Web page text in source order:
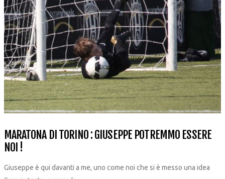
MARATONA DI TORINO : GIUSEPPE POTREMMO ESSERE
NOI !
Giuseppe è qui davanti a me, uno come noi che si è messo una idea